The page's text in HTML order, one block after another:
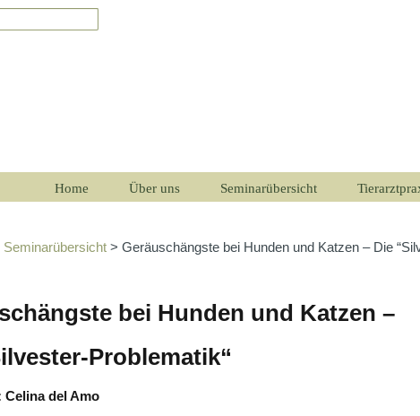
Home Über uns Seminarübersicht
Seminarübersicht > Geräuschängste bei Hunden und Katzen – Die
bei Hunden und Katzen –
Problematik“
Celina del Amo